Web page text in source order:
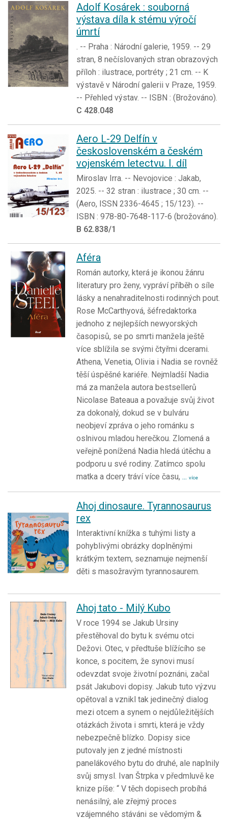
Adolf Kosárek : souborná
výstava díla k stému výročí
úmrtí
. -- Praha : Národní galerie, 1959. -- 29
stran, 8 nečíslovaných stran obrazových
příloh : ilustrace, portréty ; 21 cm. -- K
výstavě v Národní galerii v Praze, 1959.
-- Přehled výstav. -- ISBN : (Brožováno).
C 428.048
Aero L-29 Delfín v
československém a českém
vojenském letectvu. I. díl
Miroslav Irra. -- Nevojovice : Jakab,
2025. -- 32 stran : ilustrace ; 30 cm. --
(Aero, ISSN 2336-4645 ; 15/123). --
ISBN : 978-80-7648-117-6 (brožováno).
B 62.838/1
Aféra
Román autorky, která je ikonou žánru
literatury pro ženy, vypráví příběh o síle
lásky a nenahraditelnosti rodinných pout.
Rose McCarthyová, šéfredaktorka
jednoho z nejlepších newyorských
časopisů, se po smrti manžela ještě
více sblížila se svými čtyřmi dcerami.
Athena, Venetia, Olivia i Nadia se rovněž
těší úspěšné kariéře. Nejmladší Nadia
má za manžela autora bestsellerů
Nicolase Bateaua a považuje svůj život
za dokonalý, dokud se v bulváru
neobjeví zpráva o jeho románku s
oslnivou mladou herečkou. Zlomená a
veřejně ponížená Nadia hledá útěchu a
podporu u své rodiny. Zatímco spolu
matka a dcery tráví více času, ... více
Ahoj dinosaure. Tyrannosaurus
rex
Interaktivní knížka s tuhými listy a
pohyblivými obrázky doplněnými
krátkým textem, seznamuje nejmenší
děti s masožravým tyrannosaurem.
Ahoj tato - Milý Kubo
V roce 1994 se Jakub Ursiny
přestěhoval do bytu k svému otci
Dežovi. Otec, v předtuše blížícího se
konce, s pocitem, že synovi musí
odevzdat svoje životní poznáni, začal
psát Jakubovi dopisy. Jakub tuto výzvu
opětoval a vznikl tak jedinečný dialog
mezi otcem a synem o nejdůležitějších
otázkách života i smrti, která je vždy
nebezpečně blízko. Dopisy sice
putovaly jen z jedné místnosti
panelákového bytu do druhé, ale naplnily
svůj smysl. Ivan Štrpka v předmluvě ke
knize píše: “ V těch dopisech probíhá
nenásilný, ale zřejmý proces
vzájemného stáváni se vědomým &